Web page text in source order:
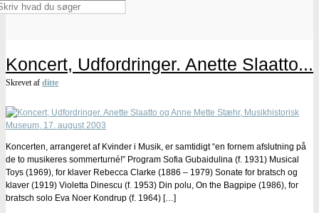
Koncert, Udfordringer. Anette Slaatto...
Skrevet af ditte
Koncerten, arrangeret af Kvinder i Musik, er samtidigt “en fornem afslutning på
de to musikeres sommerturné!” Program Sofia Gubaidulina (f. 1931) Musical
Toys (1969), for klaver Rebecca Clarke (1886 – 1979) Sonate for bratsch og
klaver (1919) Violetta Dinescu (f. 1953) Din polu, On the Bagpipe (1986), for
bratsch solo Eva Noer Kondrup (f. 1964) […]